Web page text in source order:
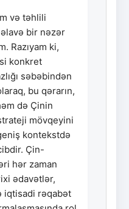
və təhlili
bir nəzər
Razıyam ki,
konkret
səbəbindən
bu qərarın,
də Çinin
mövqeyini
kontekstdə
Çin-
hər zaman
ədavətlər,
iqtisadi rəqabət